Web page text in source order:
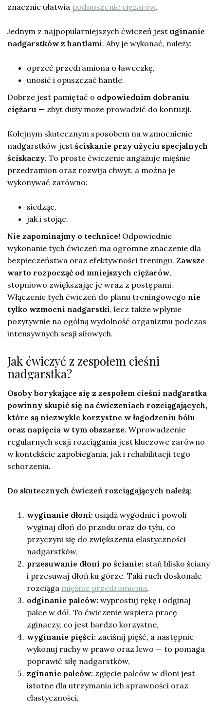
znacznie ułatwia podnoszenie ciężarów.
Jednym z najpopularniejszych ćwiczeń jest uginanie
nadgarstków z hantlami. Aby je wykonać, należy:
oprzeć przedramiona o ławeczkę,
unosić i opuszczać hantle.
Dobrze jest pamiętać o odpowiednim dobraniu
ciężaru — zbyt duży może prowadzić do kontuzji.
Kolejnym skutecznym sposobem na wzmocnienie
nadgarstków jest ściskanie przy użyciu specjalnych
ściskaczy. To proste ćwiczenie angażuje mięśnie
przedramion oraz rozwija chwyt, a można je
wykonywać zarówno:
siedząc,
jak i stojąc.
Nie zapominajmy o technice! Odpowiednie
wykonanie tych ćwiczeń ma ogromne znaczenie dla
bezpieczeństwa oraz efektywności treningu. Zawsze
warto rozpocząć od mniejszych ciężarów,
stopniowo zwiększając je wraz z postępami.
Włączenie tych ćwiczeń do planu treningowego nie
tylko wzmocni nadgarstki, lecz także wpłynie
pozytywnie na ogólną wydolność organizmu podczas
intensywnych sesji siłowych.
Jak ćwiczyć z zespołem cieśni
nadgarstka?
Osoby borykające się z zespołem cieśni nadgarstka
powinny skupić się na ćwiczeniach rozciągających,
które są niezwykle korzystne w łagodzeniu bólu
oraz napięcia w tym obszarze. Wprowadzenie
regularnych sesji rozciągania jest kluczowe zarówno
w kontekście zapobiegania, jak i rehabilitacji tego
schorzenia.
Do skutecznych ćwiczeń rozciągających należą:
wyginanie dłoni: usiądź wygodnie i powoli
wyginaj dłoń do przodu oraz do tyłu, co
przyczyni się do zwiększenia elastyczności
nadgarstków,
przesuwanie dłoni po ścianie: stań blisko ściany
i przesuwaj dłoń ku górze. Taki ruch doskonale
rozciąga mięśnie przedramienia,
odginanie palców: wyprostuj rękę i odginaj
palce w dół. To ćwiczenie wspiera pracę
zginaczy, co jest bardzo korzystne,
wyginanie pięści: zaciśnij pięść, a następnie
wykonuj ruchy w prawo oraz lewo — to pomaga
poprawić siłę nadgarstków,
zginanie palców: zgięcie palców w dłoni jest
istotne dla utrzymania ich sprawności oraz
elastyczności,